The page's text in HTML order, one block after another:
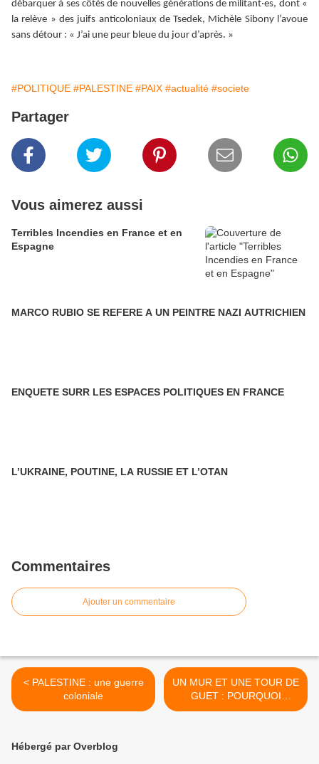
débarquer à ses côtés de nouvelles générations de militant·es, dont «
la relève » des juifs anticoloniaux de Tsedek, Michèle Sibony l’avoue
sans détour : « J’ai une peur bleue du jour d’après. »
#POLITIQUE #PALESTINE #PAIX #actualité #societe
Partager
Vous aimerez aussi
Terribles Incendies en France et en
Espagne
MARCO RUBIO SE REFERE A UN PEINTRE NAZI AUTRICHIEN
ENQUETE SURR LES ESPACES POLITIQUES EN FRANCE
L’UKRAINE, POUTINE, LA RUSSIE ET L’OTAN
Commentaires
Ajouter un commentaire
< PALESTINE : une guerre
coloniale
UN MUR ET UNE TOUR DE
GUET : POURQUOI
ISRAËL VA-T'IL D'ECHEC
Hébergé par Overblog